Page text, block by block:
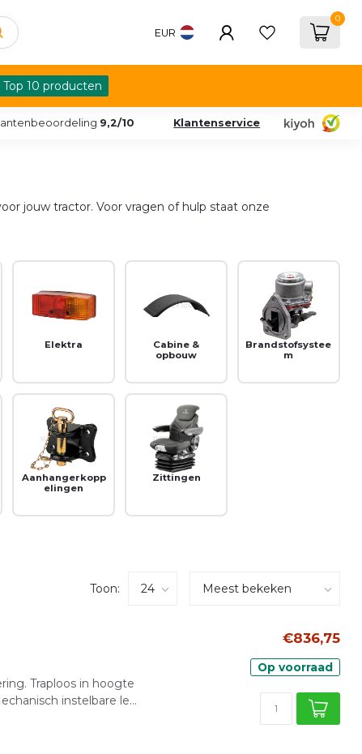
EUR
0
Top 10 producten
9,2/10 Klantenservice
jouw tractor. Voor vragen of hulp staat onze
Elektra
Cabine &
opbouw
Brandstofsystee
m
Aanhangerkopp
elingen
Zittingen
Toon:
Traploos in hoogte
instelbare le...
€836,75
Op voorraad